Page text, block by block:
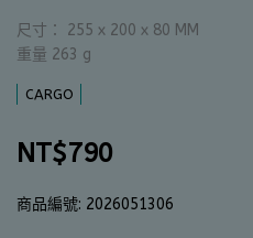
尺寸： 255 x 200 x 80 MM
重量 263 g
CARGO
NT$790
商品編號: 2026051306